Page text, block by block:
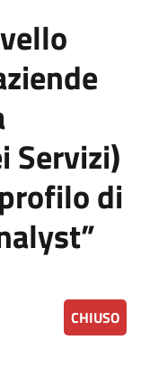
Servizi)
di
CHIUSO